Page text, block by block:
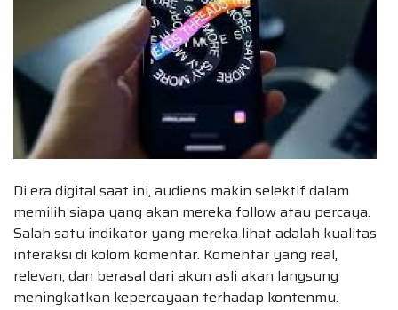
Di era digital saat ini, audiens makin selektif dalam
memilih siapa yang akan mereka follow atau percaya.
Salah satu indikator yang mereka lihat adalah kualitas
interaksi di kolom komentar. Komentar yang real,
relevan, dan berasal dari akun asli akan langsung
meningkatkan kepercayaan terhadap kontenmu.